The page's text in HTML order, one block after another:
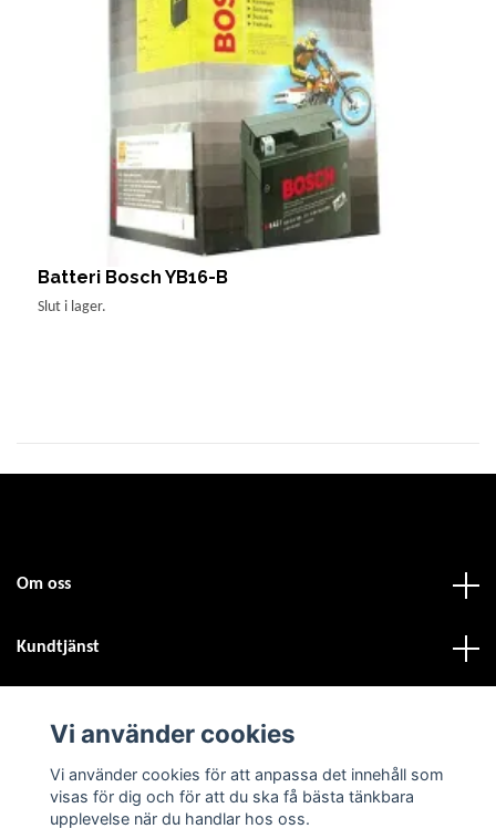
Batteri Bosch YB16-B
Slut i lager.
Om oss
Kundtjänst
Sociala medier
Vi använder cookies
Vi använder cookies för att anpassa det innehåll som
visas för dig och för att du ska få bästa tänkbara
upplevelse när du handlar hos oss.